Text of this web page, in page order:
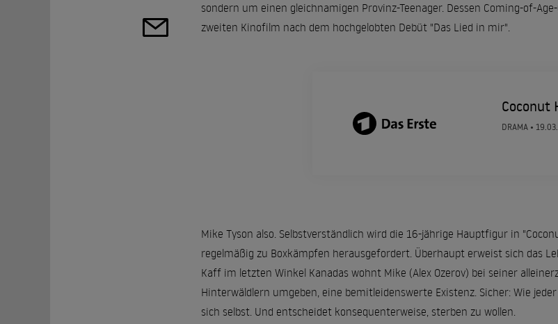
sondern um einen gleichnamigen Provinz-Teenager. Dessen Coming-of-
zweiten Kinofilm nach dem hochgelobten Debüt "Das Lied in mir".
Coconut
DRAMA •
Mike Tyson also. Selbstverständlich wird die 16-jährige Hauptfigur in
regelmäßig zu Boxkämpfen herausgefordert. Überhaupt erweist sich das
Kaff im letzten Winkel Kanadas wohnt Mike (Alex Ozerov) bei seiner
Hinterwäldlern umgeben, eine bemitleidenswerte Existenz. Sicher: Wie
sich selbst. Und entscheidet konsequenterweise, sterben zu wollen.